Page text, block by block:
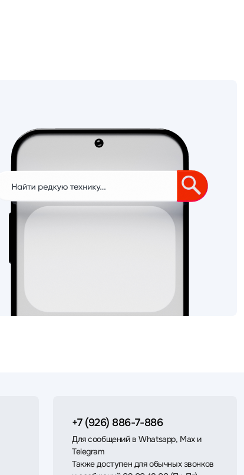
+7 (926) 886-7-886
Для сообщений в Whatsapp, Max и
Telegram
Также доступен для обычных звонков